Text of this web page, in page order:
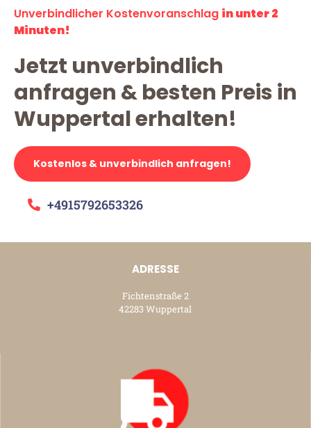
Unverbindlicher Kostenvoranschlag in unter 2
Minuten!
Jetzt unverbindlich
anfragen & besten Preis in
Wuppertal erhalten!
Kostenlos & unverbindlich anfragen!
+4915792653326
ADRESSE
Fichtenstraße 2
42283 Wuppertal